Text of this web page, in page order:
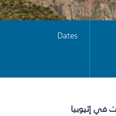
Dates
في إثيوبيا